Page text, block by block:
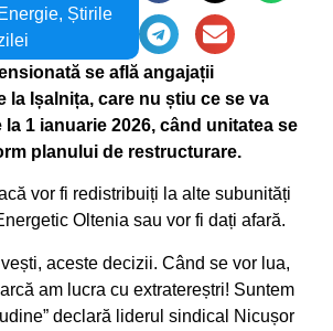
Energie, Știrile
se află angajații
la Ișalnița, care nu știu ce se va
1 ianuarie 2026, când unitatea se
planului de restructurare.
vor fi redistribuiți la alte subunități
Oltenia sau vor fi dați afară.
aceste decizii. Când se vor lua,
am lucra cu extratereștri! Suntem
declară liderul sindical Nicușor